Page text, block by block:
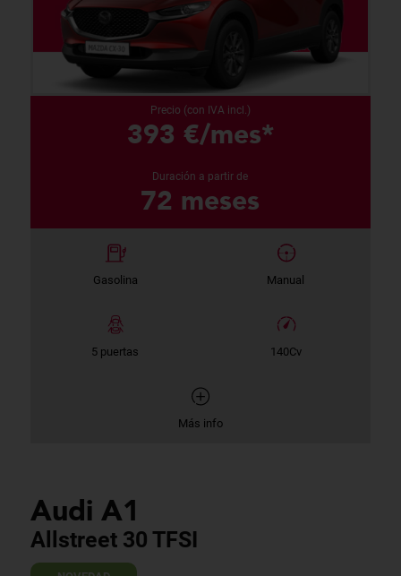
Precio (con IVA incl.)
393 €/mes*
Duración a partir de
72 meses
Gasolina Manual
5 puertas 140Cv
Más info
Audi A1
Allstreet 30 TFSI